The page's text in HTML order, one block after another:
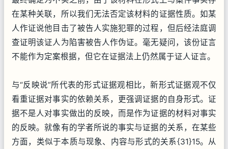
在某种关联，所以我们无法否定该材料的证据性质。如某
人作证说他目击了被告人实施犯罪的过程，但后经法庭调
查证明该证人为陷害被告人作伪证。毫无疑问，该份证言
不能作为定案根据，但它在证据法上仍然属于证人证言。
与“反映说”所代表的形式证据观相比，新形式证据观不仅
看重证据对事实的依赖关系，更强调证据的自身形式。证
据不是人对事实做出的反映，而是作为证据的材料对事实
的反映。就像有的学者所说的事实与证据的关系，在某些
方面，类似于本质与现象、内容与形式的关系{31}15。从